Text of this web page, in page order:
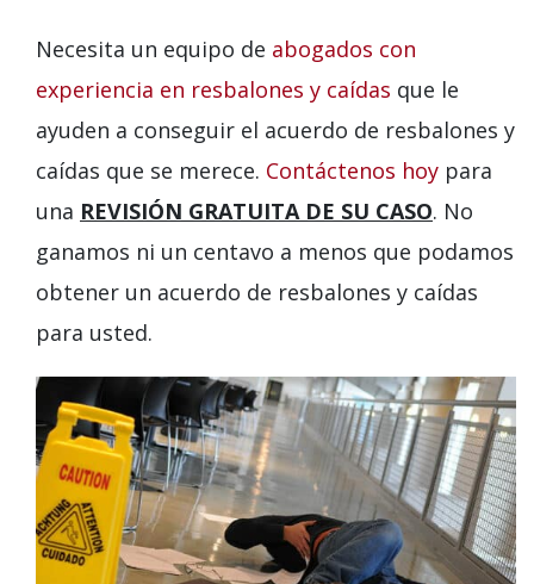
Necesita un equipo de abogados con
experiencia en resbalones y caídas que le
ayuden a conseguir el acuerdo de resbalones y
caídas que se merece. Contáctenos hoy para
una REVISIÓN GRATUITA DE SU CASO. No
ganamos ni un centavo a menos que podamos
obtener un acuerdo de resbalones y caídas
para usted.